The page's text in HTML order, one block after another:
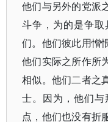
他们与另外的党派
斗争，为的是争
们。他们彼此用憎
他们实际之所作所
相似。他们二者之
士。因为，他们
点，他们也没有折